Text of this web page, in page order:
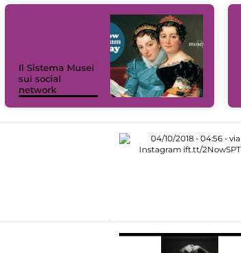
Il Sistema Musei
sui social
network